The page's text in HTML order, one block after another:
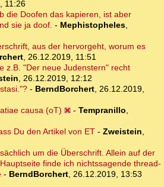
11:26
die Doofen das kapieren, ist aber
sie ja doof. - Mephistopheles
aus der hervorgeht, worum es
26.12.2019, 11:51
z.B. "Der neue Judenstern" recht
26.12.2019, 12:12
- BerndBorchert, 26.12.2019,
causa (oT)
- Tempranillo
Du den Artikel von ET- Zweistein
um die Überschrift. Allein auf der
finde ich nichtssagende thread-
- BerndBorchert 26.12.2019, 13:53